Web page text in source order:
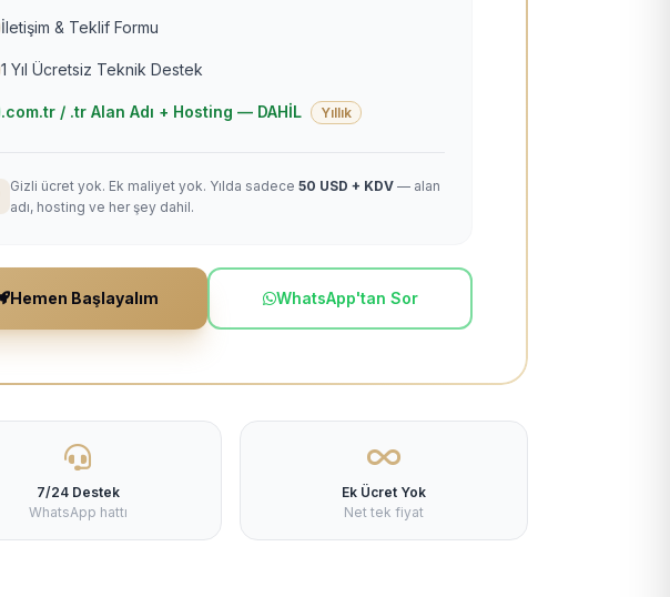
İletişim & Teklif Formu
1 Yıl Ücretsiz Teknik Destek
.com.tr / .tr Alan Adı + Hosting — DAHİL Yıllık
Gizli ücret yok. Ek maliyet yok. Yılda sadece 50 USD + KDV — alan
adı, hosting ve her şey dahil.
Hemen Başlayalım WhatsApp'tan Sor
7/24 Destek
WhatsApp hattı
Ek Ücret Yok
Net tek fiyat